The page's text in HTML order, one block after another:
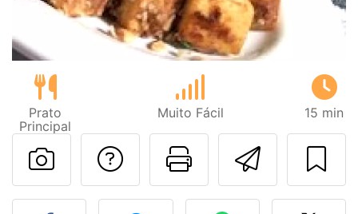
Prato
Principal
Muito Fácil 15 min
Imprima
Falar com o autor
Fez esta receita?